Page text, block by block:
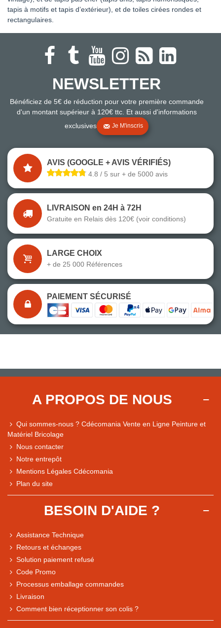
Comparaison des performances du magasin
tapis à motifs et tapis d’extérieur), et de toiles cirées rondes et
rectangulaires.
NEWSLETTER
Bénéficiez de 5€ de réduction pour votre première commande
d'un montant supérieur à 120€ ttc. Et aussi d'informations
exclusives
Je M'inscris
AVIS (GOOGLE + AVIS VÉRIFIÉS)
4.8 / 5 sur + de 5000 avis
LIVRAISON en 24H à 72H
Gratuite en Relais dès 120€ (voir conditions)
LARGE CHOIX
+ de 25 000 Références
PAIEMENT SÉCURISÉ
A PROPOS DE NOUS
Qui sommes-nous ? Cdécomania Vente en Ligne Peinture et
Matériel Bricolage
Nous contacter
Notre entrepôt
Mentions Légales Cdécomania
Plan du site
BESOIN D'AIDE ?
Assistance Technique
Retours et échanges
Solution paiement refusé
Code Promo
Processus emballage commandes
Livraison
Comment bien réceptionner son colis ?